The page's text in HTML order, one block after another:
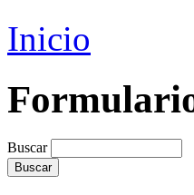
Inicio
Buscar